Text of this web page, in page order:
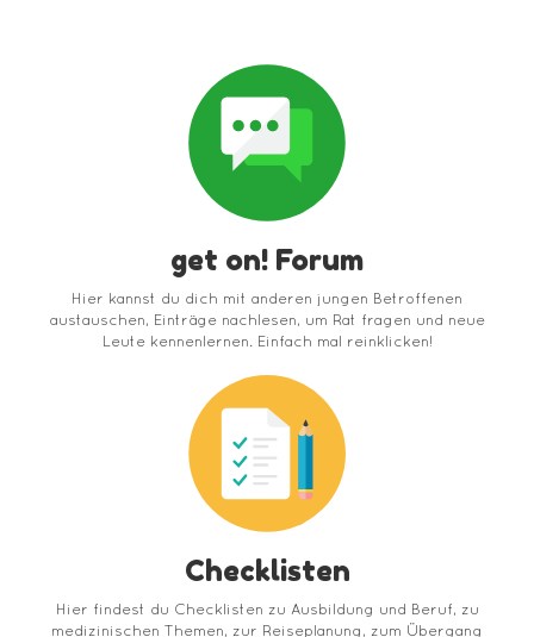
get on! Forum
Hier kannst du dich mit anderen jungen Betroffenen
austauschen, Einträge nachlesen, um Rat fragen und neue
Leute kennenlernen. Einfach mal reinklicken!
Checklisten
Hier findest du Checklisten zu Ausbildung und Beruf, zu
medizinischen Themen, zur Reiseplanung, zum Übergang